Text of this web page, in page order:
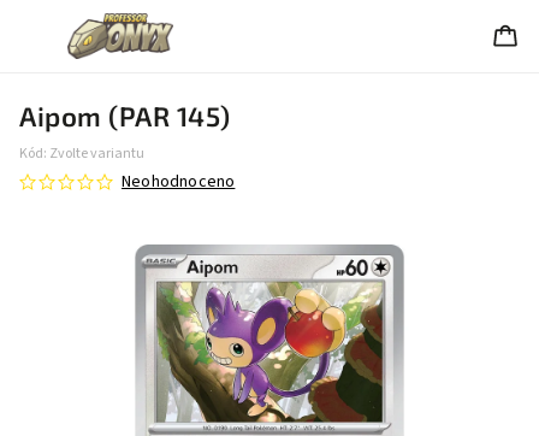
Aipom (PAR 145)
Kód: Zvolte variantu
Neohodnoceno